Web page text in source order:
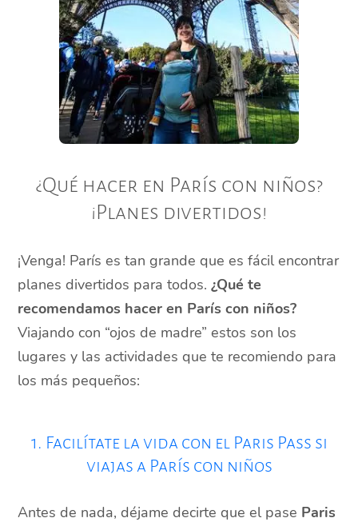
¿Qué hacer en París con niños?
¡Planes divertidos!
¡Venga! París es tan grande que es fácil encontrar
planes divertidos para todos. ¿Qué te
recomendamos hacer en París con niños?
Viajando con “ojos de madre” estos son los
lugares y las actividades que te recomiendo para
los más pequeños:
1. Facilítate la vida con el Paris Pass si
viajas a París con niños
Antes de nada, déjame decirte que el pase Paris